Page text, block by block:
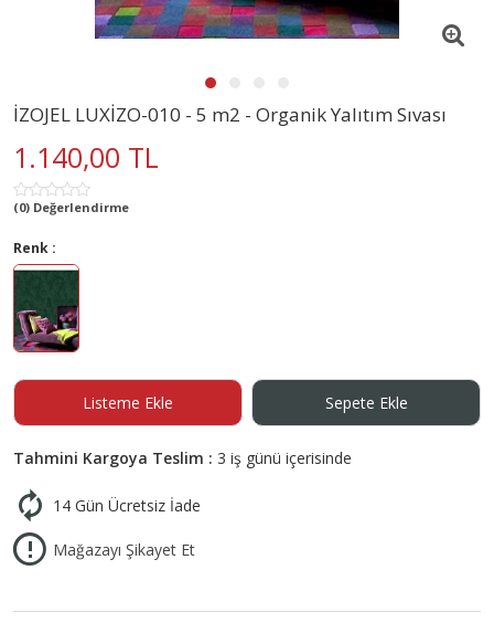
İZOJEL LUXİZO-010 - 5 m2 - Organik Yalıtım Sıvası
1.140,00 TL
(0) Değerlendirme
Renk :
Listeme Ekle Sepete Ekle
Tahmini Kargoya Teslim : 3 iş günü içerisinde
14 Gün Ücretsiz İade
Mağazayı Şikayet Et